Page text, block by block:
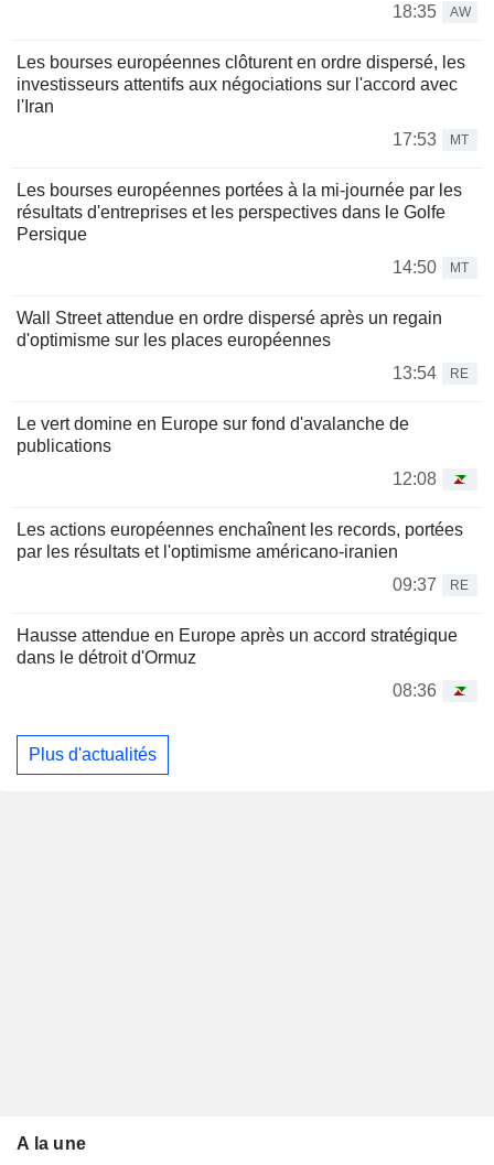
18:35
AW
Les bourses européennes clôturent en ordre dispersé, les
investisseurs attentifs aux négociations sur l'accord avec
l'Iran
17:53
MT
Les bourses européennes portées à la mi-journée par les
résultats d'entreprises et les perspectives dans le Golfe
Persique
14:50
MT
Wall Street attendue en ordre dispersé après un regain
d'optimisme sur les places européennes
13:54
RE
Le vert domine en Europe sur fond d'avalanche de
publications
12:08
Les actions européennes enchaînent les records, portées
par les résultats et l'optimisme américano-iranien
09:37
RE
Hausse attendue en Europe après un accord stratégique
dans le détroit d'Ormuz
08:36
Plus d'actualités
A la une